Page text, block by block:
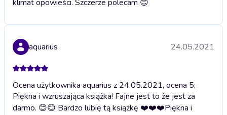
klimat opowieści. Szczerze polecam 😊
aquarius 24.05.2021
Ocena użytkownika aquarius z 24.05.2021, ocena 5;
Piękna i wzruszająca książka! Fajne jest to że jest za
darmo. 😊😊 Bardzo lubię tą książkę ❤️❤️❤️Piękna i